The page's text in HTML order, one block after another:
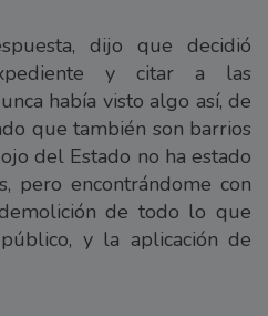
dijo que decidió
y citar a las
había visto algo así, de
que también son barrios
del Estado no ha estado
pero encontrándome con
de todo lo que
y la aplicación de